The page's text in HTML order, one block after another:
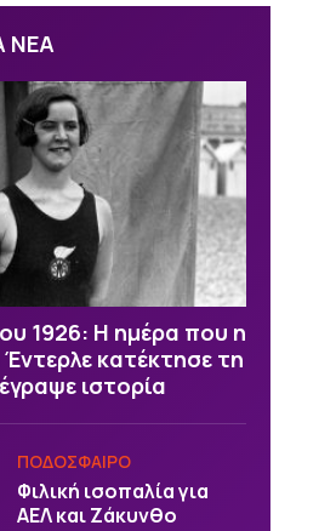
ΝΕΑ
1926: Η ημέρα που η
κατέκτησε τη
ιστορία
ΠΟΔΟΣΦΑΙΡΟ
Φιλική ισοπαλία για
ΑΕΛ και Ζάκυνθο